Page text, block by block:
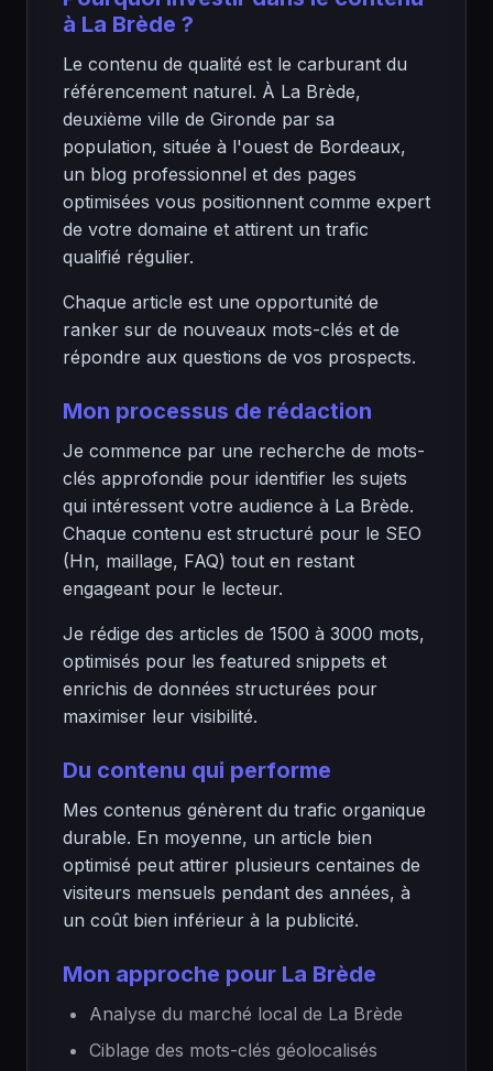
à La Brède ?
Le contenu de qualité est le carburant du
référencement naturel. À La Brède,
deuxième ville de Gironde par sa
population, située à l'ouest de Bordeaux,
un blog professionnel et des pages
optimisées vous positionnent comme expert
de votre domaine et attirent un trafic
qualifié régulier.
Chaque article est une opportunité de
ranker sur de nouveaux mots-clés et de
répondre aux questions de vos prospects.
Mon processus de rédaction
Je commence par une recherche de mots-
clés approfondie pour identifier les sujets
qui intéressent votre audience à La Brède.
Chaque contenu est structuré pour le SEO
(Hn, maillage, FAQ) tout en restant
engageant pour le lecteur.
Je rédige des articles de 1500 à 3000 mots,
optimisés pour les featured snippets et
enrichis de données structurées pour
maximiser leur visibilité.
Du contenu qui performe
Mes contenus génèrent du trafic organique
durable. En moyenne, un article bien
optimisé peut attirer plusieurs centaines de
visiteurs mensuels pendant des années, à
un coût bien inférieur à la publicité.
Mon approche pour La Brède
Analyse du marché local de La Brède
Ciblage des mots-clés géolocalisés